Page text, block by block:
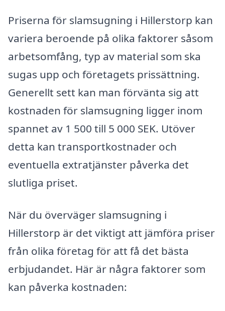
Priserna för slamsugning i Hillerstorp kan
variera beroende på olika faktorer såsom
arbetsomfång, typ av material som ska
sugas upp och företagets prissättning.
Generellt sett kan man förvänta sig att
kostnaden för slamsugning ligger inom
spannet av 1 500 till 5 000 SEK. Utöver
detta kan transportkostnader och
eventuella extratjänster påverka det
slutliga priset.
När du överväger slamsugning i
Hillerstorp är det viktigt att jämföra priser
från olika företag för att få det bästa
erbjudandet. Här är några faktorer som
kan påverka kostnaden: